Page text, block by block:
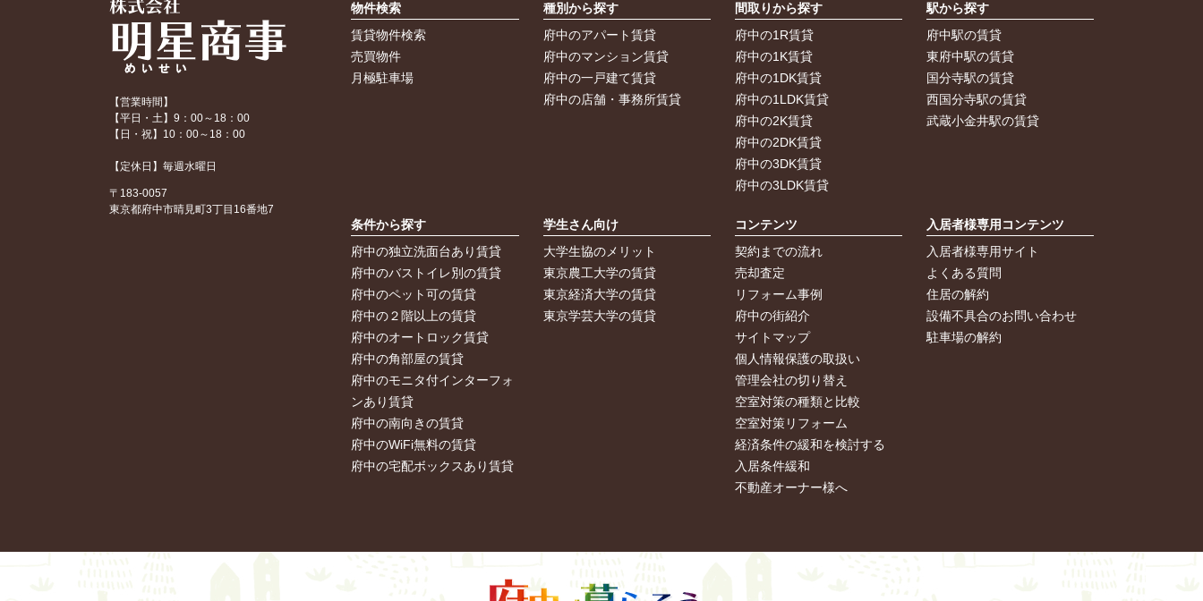
【営業時間】
【平日・土】9：00～18：00
【日・祝】10：00～18：00
【定休日】毎週水曜日
〒183-0057
東京都府中市晴見町3丁目16番地7
物件検索
賃貸物件検索
売買物件
月極駐車場
種別から探す
府中のアパート賃貸
府中のマンション賃貸
府中の一戸建て賃貸
府中の店舗・事務所賃貸
間取りから探す
府中の1R賃貸
府中の1K賃貸
府中の1DK賃貸
府中の1LDK賃貸
府中の2K賃貸
府中の2DK賃貸
府中の3DK賃貸
府中の3LDK賃貸
駅から探す
府中駅の賃貸
東府中駅の賃貸
国分寺駅の賃貸
西国分寺駅の賃貸
武蔵小金井駅の賃貸
条件から探す
府中の独立洗面台あり賃貸
府中のバストイレ別の賃貸
府中のペット可の賃貸
府中の２階以上の賃貸
府中のオートロック賃貸
府中の角部屋の賃貸
府中のモニタ付インターフォ
ンあり賃貸
府中の南向きの賃貸
府中のWiFi無料の賃貸
府中の宅配ボックスあり賃貸
学生さん向け
大学生協のメリット
東京農工大学の賃貸
東京経済大学の賃貸
東京学芸大学の賃貸
コンテンツ
契約までの流れ
売却査定
リフォーム事例
府中の街紹介
サイトマップ
個人情報保護の取扱い
管理会社の切り替え
空室対策の種類と比較
空室対策リフォーム
経済条件の緩和を検討する
入居条件緩和
不動産オーナー様へ
入居者様専用コンテンツ
入居者様専用サイト
よくある質問
住居の解約
設備不具合のお問い合わせ
駐車場の解約